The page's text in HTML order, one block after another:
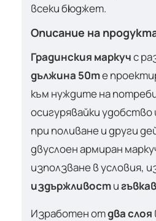
всеки бюджет.
Описание на
Градинския маркучс
дължина 50mе
към нуждите на
осигурявайки
при поливане и други
двуслоен армиран
използване в условия,
издържливости
Изработен отдва слоя